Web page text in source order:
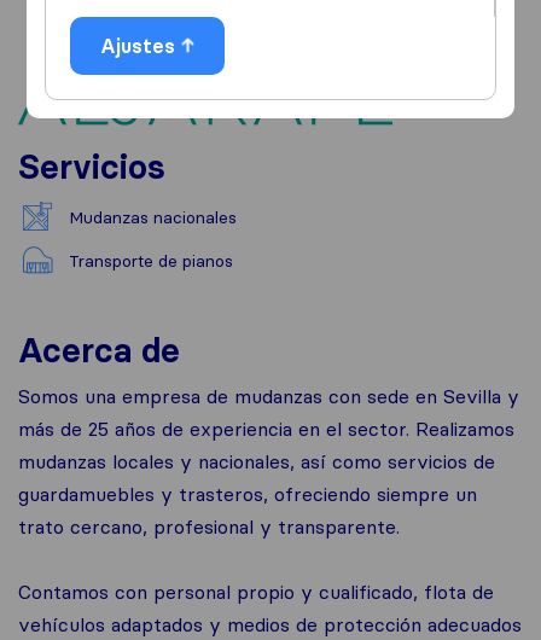
Servicios
Mudanzas nacionales
Transporte de pianos
Acerca de
Somos una empresa de mudanzas con sede en Sevilla y
más de 25 años de experiencia en el sector. Realizamos
mudanzas locales y nacionales, así como servicios de
guardamuebles y trasteros, ofreciendo siempre un
trato cercano, profesional y transparente.
Contamos con personal propio y cualificado, flota de
vehículos adaptados y medios de protección adecuados
Ajustes